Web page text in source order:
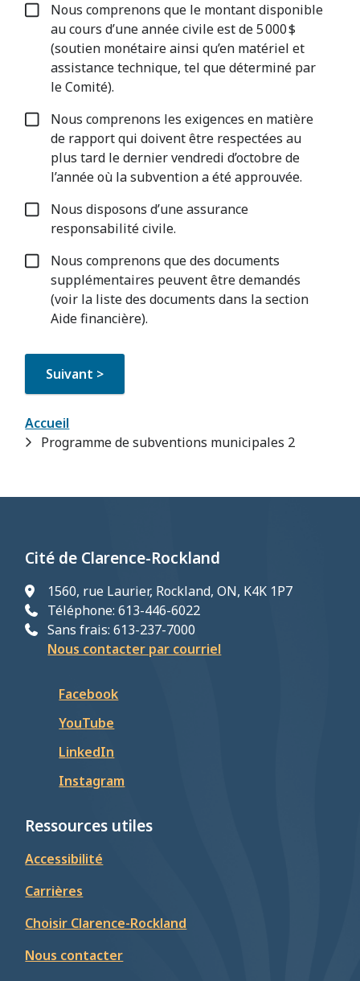
Nous comprenons que le montant disponible
au cours d’une année civile est de 5 000 $
(soutien monétaire ainsi qu’en matériel et
assistance technique, tel que déterminé par
le Comité).
Nous comprenons les exigences en matière
de rapport qui doivent être respectées au
plus tard le dernier vendredi d’octobre de
l’année où la subvention a été approuvée.
Nous disposons d’une assurance
responsabilité civile.
Nous comprenons que des documents
supplémentaires peuvent être demandés
(voir la liste des documents dans la section
Aide financière).
Fil
Accueil
Programme de subventions municipales 2
Cité de Clarence-Rockland
1560, rue Laurier, Rockland, ON, K4K 1P7
Téléphone: 613-446-6022
Sans frais: 613-237-7000
Nous contacter par courriel
Facebook
YouTube
LinkedIn
Instagram
Ressources utiles
Accessibilité
Carrières
Choisir Clarence-Rockland
Nous contacter